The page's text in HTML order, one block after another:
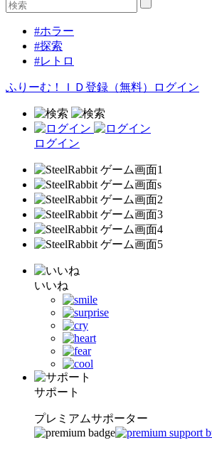
#ホラー
#探索
#レトロ
ふりーむ！ＩＤ登録（無料） ログイン
ログイン
いいね
サポート
プレミアムサポーター